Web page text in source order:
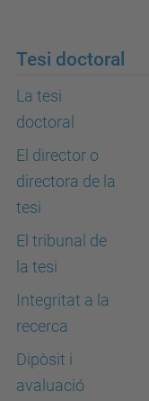
Tesi doctoral
La tesi
doctoral
El director o
directora de la
tesi
El tribunal de
la tesi
Integritat a la
recerca
Dipòsit i
avaluació